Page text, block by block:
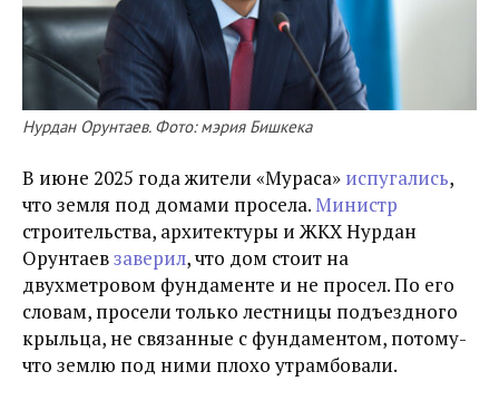
Нурдан Орунтаев. Фото: мэрия Бишкека
В июне 2025 года жители «Мураса» испугались,
что земля под домами просела.Министр
строительства, архитектуры и ЖКХ Нурдан
Орунтаевзаверил, что дом стоит на
двухметровом фундаменте и не просел. По его
словам, просели только лестницы подъездного
крыльца, не связанные с фундаментом, потому-
что землю под ними плохо утрамбовали.